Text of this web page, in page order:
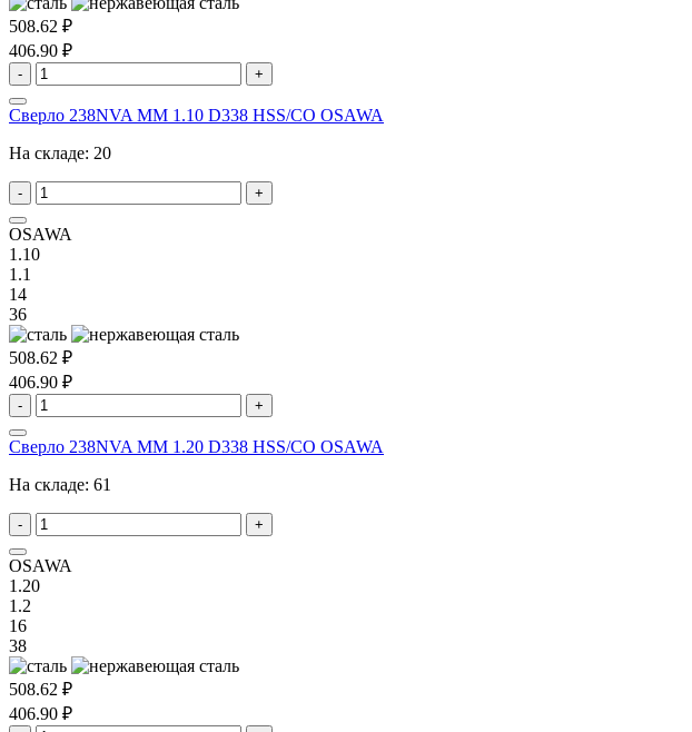
508.62 ₽
406.90 ₽
- +
Сверло 238NVA MM 1.10 D338 HSS/CO OSAWA
На складе: 20
- +
OSAWA
1.10
1.1
14
36
508.62 ₽
406.90 ₽
- +
Сверло 238NVA MM 1.20 D338 HSS/CO OSAWA
На складе: 61
- +
OSAWA
1.20
1.2
16
38
508.62 ₽
406.90 ₽